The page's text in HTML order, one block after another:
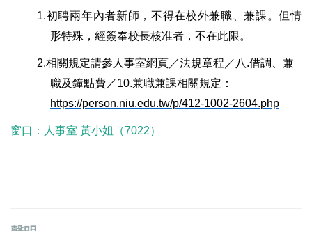
1.初聘兩年內者新師，不得在校外兼職、兼課。但情
形特殊，經簽奉校長核准者，不在此限。
2.相關規定請參人事室網頁／法規章程／八.借調、兼
職及鐘點費／10.兼職兼課相關規定 ：
https://person.niu.edu.tw/p/412-1002-2604.php
窗口：人事室 黃小姐（7022）